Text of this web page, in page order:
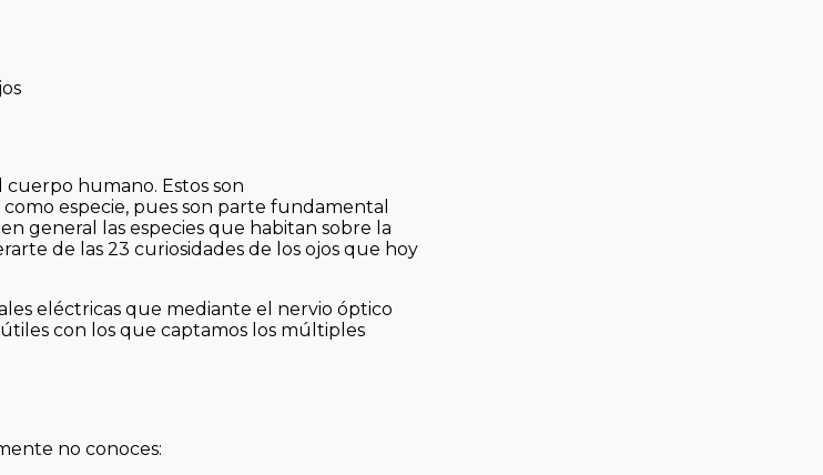
cuerpo humano. Estos son
especie, pues son parte fundamental
general las especies que habitan sobre la
de las 23 curiosidades de los ojos que hoy
eléctricas que mediante el nervio óptico
con los que captamos los múltiples
no conoces: